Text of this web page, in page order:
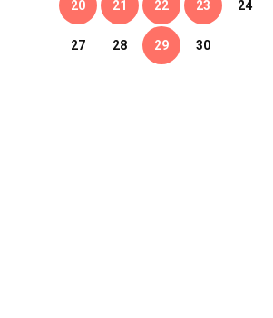
20 21 22 23 24
27 28 29 30